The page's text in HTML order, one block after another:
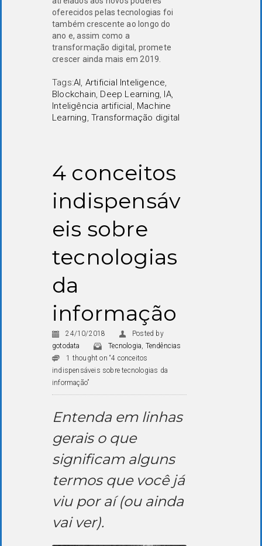
oferecidos pelas tecnologias foi
também crescente ao longo do
ano e, assim como a
transformação digital, promete
crescer ainda mais em 2019.
Tags:AI, Artificial Inteligence,
Blockchain, Deep Learning, IA,
Inteligência artificial, Machine
Learning,Transformação digital
4 conceitos
indispensáv
eis sobre
tecnologias
da
informação
24/10/2018
Posted by
gotodata
Tecnologia, Tendências
1 thought on “4 conceitos
indispensáveis sobre tecnologias da
informação”
Entenda em linhas
gerais o que
significam alguns
termos que você já
viu por aí (ou ainda
vai ver).